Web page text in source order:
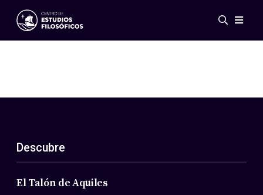
Eventos
ES
EN
Acerca de nosotros
Miembros
Descubre
El Talón de Aquiles